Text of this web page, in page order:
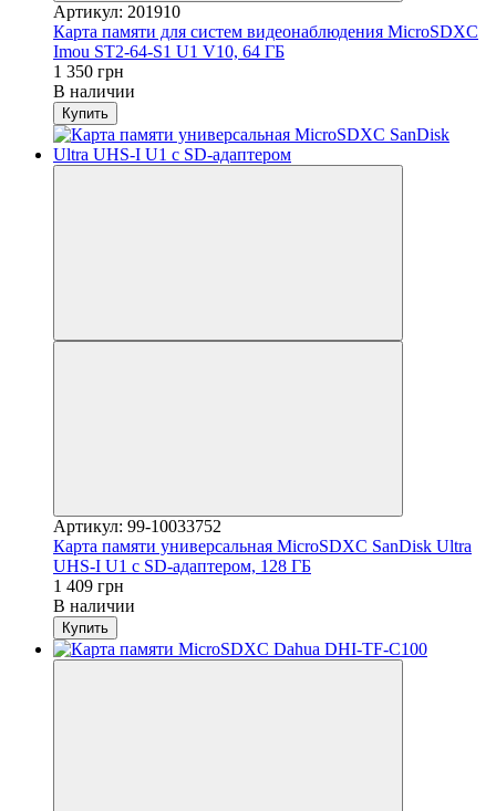
Артикул: 201910
Карта памяти для систем видеонаблюдения MicroSDXC
Imou ST2-64-S1 U1 V10, 64 ГБ
1 350 грн
В наличии
Купить
Артикул: 99-10033752
Карта памяти универсальная MiсroSDXC SanDisk Ultra
UHS-I U1 c SD-адаптером, 128 ГБ
1 409 грн
В наличии
Купить